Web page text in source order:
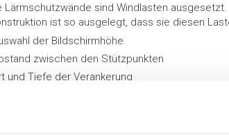
Lärmschutzwände sind Windlasten ausgesetzt.
ist so ausgelegt, dass sie diesen
der Bildschirmhöhe
zwischen den Stützpunkten
und Tiefe der Verankerung
Bildschirmen oder offenem Gelände